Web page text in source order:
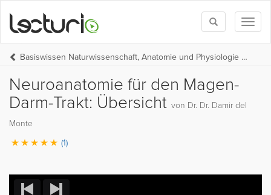
Toggle
search
Basiswissen Naturwissenschaft, Anatomie und Physiologie (BW Medizin Teil 1)
Neuroanatomie für den Magen-
Darm-Trakt: Übersicht von Dr. Dr. Damir del
Monte
(1)